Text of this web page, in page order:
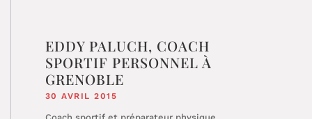
EDDY PALUCH, COACH
SPORTIF PERSONNEL À
GRENOBLE
30 AVRIL 2015